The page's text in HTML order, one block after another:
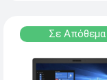
Σε Απόθεμα